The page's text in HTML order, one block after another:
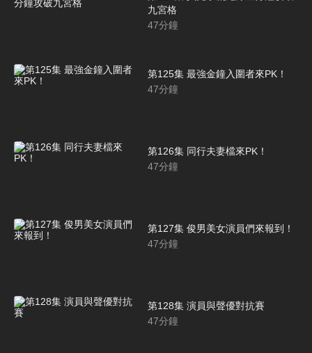
九宮格
47分鐘
第125集 最強金鐘入圍者來PK！
47分鐘
第126集 同行夫妻檔來PK！
47分鐘
第127集 俊男美女演員們來報到！
47分鐘
第128集 演員與聲優對抗賽
47分鐘